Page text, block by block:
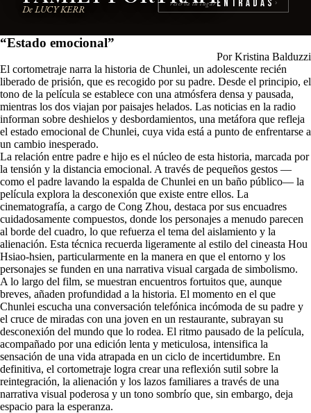
De LUCY KERR
reserva tu lugarEntradas ›
“Estado emocional”
Por Kristina Balduzzi
El cortometraje narra la historia de Chunlei, un adolescente recién
liberado de prisión, que es recogido por su padre. Desde el principio, el
tono de la película se establece con una atmósfera densa y pausada,
mientras los dos viajan por paisajes helados. Las noticias en la radio
informan sobre deshielos y desbordamientos, una metáfora que refleja
el estado emocional de Chunlei, cuya vida está a punto de enfrentarse a
un cambio inesperado.
La relación entre padre e hijo es el núcleo de esta historia, marcada por
la tensión y la distancia emocional. A través de pequeños gestos —
como el padre lavando la espalda de Chunlei en un baño público— la
película explora la desconexión que existe entre ellos. La
cinematografía, a cargo de Cong Zhou, destaca por sus encuadres
cuidadosamente compuestos, donde los personajes a menudo parecen
al borde del cuadro, lo que refuerza el tema del aislamiento y la
alienación. Esta técnica recuerda ligeramente al estilo del cineasta Hou
Hsiao-hsien, particularmente en la manera en que el entorno y los
personajes se funden en una narrativa visual cargada de simbolismo.
A lo largo del film, se muestran encuentros fortuitos que, aunque
breves, añaden profundidad a la historia. El momento en el que
Chunlei escucha una conversación telefónica incómoda de su padre y
el cruce de miradas con una joven en un restaurante, subrayan su
desconexión del mundo que lo rodea. El ritmo pausado de la película,
acompañado por una edición lenta y meticulosa, intensifica la
sensación de una vida atrapada en un ciclo de incertidumbre. En
definitiva, el cortometraje logra crear una reflexión sutil sobre la
reintegración, la alienación y los lazos familiares a través de una
narrativa visual poderosa y un tono sombrío que, sin embargo, deja
espacio para la esperanza.